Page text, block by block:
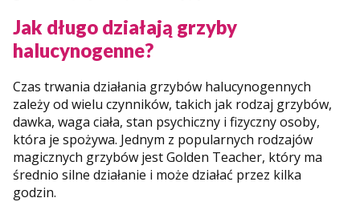
Jak długo działają grzyby
halucynogenne?
Czas trwania działania grzybów halucynogennych
zależy od wielu czynników, takich jak rodzaj grzybów,
dawka, waga ciała, stan psychiczny i fizyczny osoby,
która je spożywa. Jednym z popularnych rodzajów
magicznych grzybów jest Golden Teacher, który ma
średnio silne działanie i może działać przez kilka
godzin.